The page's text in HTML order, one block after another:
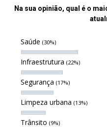
Na sua opinião, qual é o
Saúde (30%)
Infraestrutura (22%)
Segurança (17%)
Limpeza urbana (13%)
Trânsito (9%)